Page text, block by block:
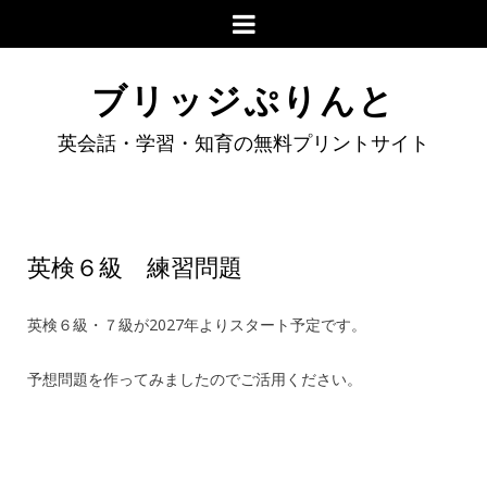
ブリッジぷりんと
英会話・学習・知育の無料プリントサイト
英検６級 練習問題
英検６級・７級が2027年よりスタート予定です。
予想問題を作ってみましたのでご活用ください。